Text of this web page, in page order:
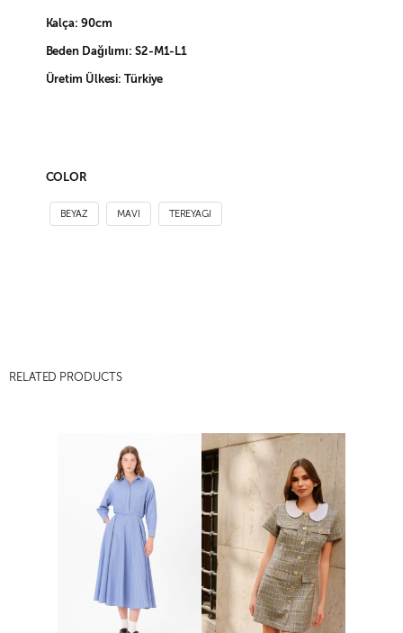
Kalça: 90cm
Beden Dağılımı: S2-M1-L1
Üretim Ülkesi: Türkiye
COLOR
BEYAZ MAVI TEREYAGI
RELATED PRODUCTS